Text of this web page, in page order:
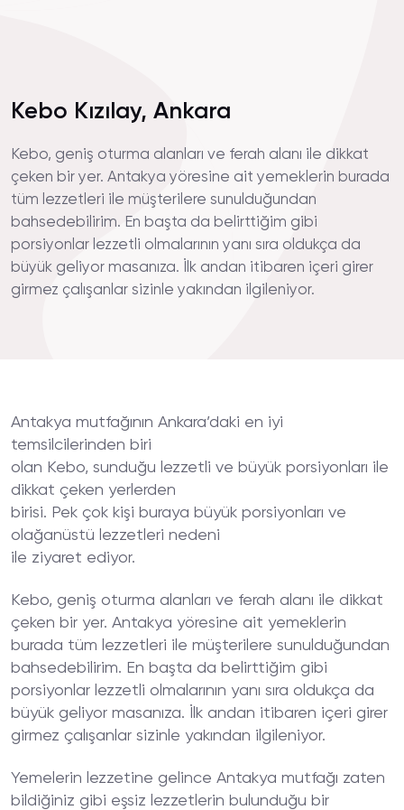
Kebo Kızılay, Ankara
Kebo, geniş oturma alanları ve ferah alanı ile dikkat
çeken bir yer. Antakya yöresine ait yemeklerin burada
tüm lezzetleri ile müşterilere sunulduğundan
bahsedebilirim. En başta da belirttiğim gibi
porsiyonlar lezzetli olmalarının yanı sıra oldukça da
büyük geliyor masanıza. İlk andan itibaren içeri girer
girmez çalışanlar sizinle yakından ilgileniyor.
Antakya mutfağının Ankara’daki en iyi
temsilcilerinden biri
olan Kebo, sunduğu lezzetli ve büyük porsiyonları ile
dikkat çeken yerlerden
birisi. Pek çok kişi buraya büyük porsiyonları ve
olağanüstü lezzetleri nedeni
ile ziyaret ediyor.
Kebo, geniş oturma alanları ve ferah alanı ile dikkat
çeken bir yer. Antakya yöresine ait yemeklerin
burada tüm lezzetleri ile müşterilere sunulduğundan
bahsedebilirim. En başta da belirttiğim gibi
porsiyonlar lezzetli olmalarının yanı sıra oldukça da
büyük geliyor masanıza. İlk andan itibaren içeri girer
girmez çalışanlar sizinle yakından ilgileniyor.
Yemelerin lezzetine gelince Antakya mutfağı zaten
bildiğiniz gibi eşsiz lezzetlerin bulunduğu bir